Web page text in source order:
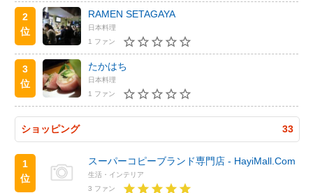
2
位
RAMEN SETAGAYA
日本料理
1 ファン
3
位
たかはち
日本料理
1 ファン
ショッピング 33
1
位
スーパーコピーブランド専門店 - HayiMall.Com
生活・インテリア
3 ファン